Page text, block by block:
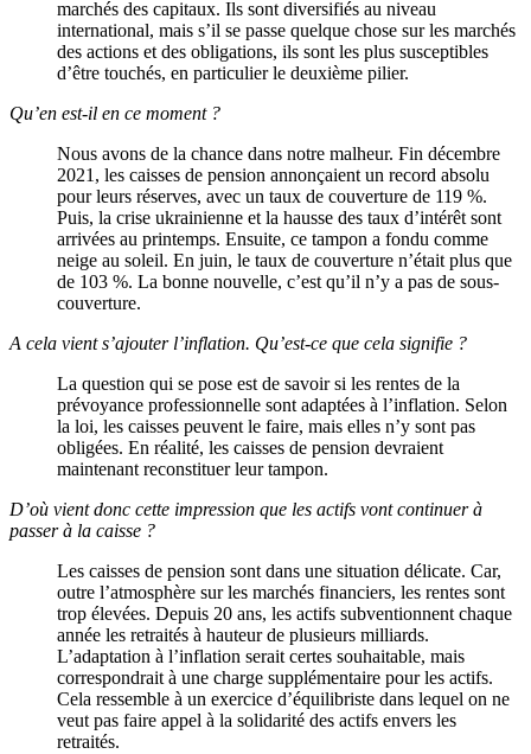
marchés des capitaux. Ils sont diversifiés au niveau
international, mais s’il se passe quelque chose sur les marchés
des actions et des obligations, ils sont les plus susceptibles
d’être touchés, en particulier le deuxième pilier.
Qu’en est-il en ce moment ?
Nous avons de la chance dans notre malheur. Fin décembre
2021, les caisses de pension annonçaient un record absolu
pour leurs réserves, avec un taux de couverture de 119 %.
Puis, la crise ukrainienne et la hausse des taux d’intérêt sont
arrivées au printemps. Ensuite, ce tampon a fondu comme
neige au soleil. En juin, le taux de couverture n’était plus que
de 103 %. La bonne nouvelle, c’est qu’il n’y a pas de sous-
couverture.
A cela vient s’ajouter l’inflation. Qu’est-ce que cela signifie ?
La question qui se pose est de savoir si les rentes de la
prévoyance professionnelle sont adaptées à l’inflation. Selon
la loi, les caisses peuvent le faire, mais elles n’y sont pas
obligées. En réalité, les caisses de pension devraient
maintenant reconstituer leur tampon.
D’où vient donc cette impression que les actifs vont continuer à
passer à la caisse ?
Les caisses de pension sont dans une situation délicate. Car,
outre l’atmosphère sur les marchés financiers, les rentes sont
trop élevées. Depuis 20 ans, les actifs subventionnent chaque
année les retraités à hauteur de plusieurs milliards.
L’adaptation à l’inflation serait certes souhaitable, mais
correspondrait à une charge supplémentaire pour les actifs.
Cela ressemble à un exercice d’équilibriste dans lequel on ne
veut pas faire appel à la solidarité des actifs envers les
retraités.